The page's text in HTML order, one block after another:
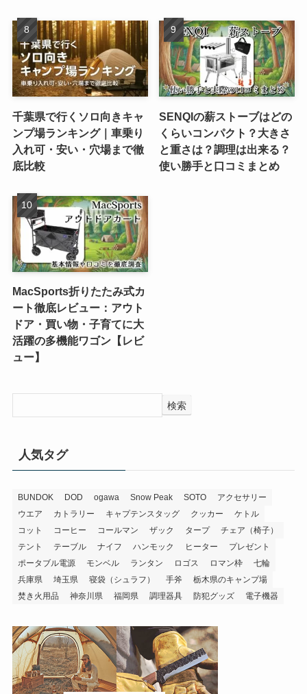
千葉県で行くソロ向きキャ
ンプ場ランキング｜車乗り
入れ可・安い・穴場まで徹
底比較
SENQIの薪ストーブはどの
くらいコンパクト？大きさ
と重さは？調理は出来る？
使い勝手と口コミまとめ
MacSports折りたたみ式カ
ート徹底レビュー：アウト
ドア・買い物・子育てに大
活躍の多機能ワゴン【レビ
ュー】
検索
人気タグ
BUNDOK DOD ogawa Snow Peak SOTO
アクセサリー
ウエア
カトラリー キャプテンスタッグ クッカー
ケトル
コット
コーヒー コールマン ザック タープ
チェア（椅子）
テント
テーブル ナイフ ハンモック ヒーター
プレゼント
ポータブル電源
モンベル ランタン ロゴス ロマン枠
七輪
兵庫県
埼玉県 寝袋（シュラフ） 手斧
栃木県のキャンプ場
焚き火用品
神奈川県 福岡県 調理器具 防犯グッズ 電子機器